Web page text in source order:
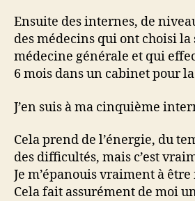
Ensuite des internes, de
des médecins qui ont choisi la
médecine générale et qui
6 mois dans un cabinet pour
J’en suis à ma cinquième
Cela prend de l’énergie, du
des difficultés, mais c’est
Je m’épanouis vraiment à
Cela fait assurément de moi